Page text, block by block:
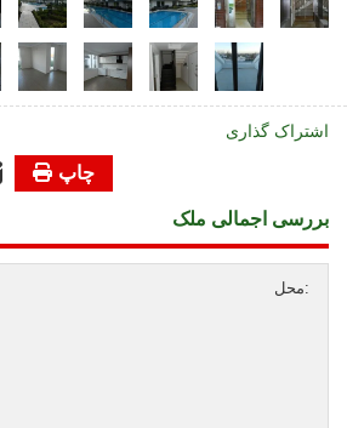
اشتراک گذاری
چاپ
بررسی اجمالی ملک
محل: